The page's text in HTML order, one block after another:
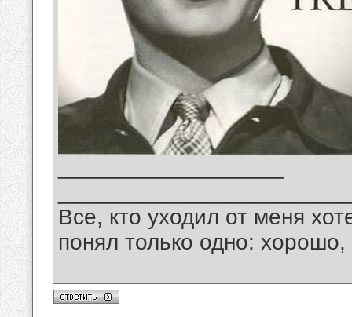
Все, кто уходил от меня
понял только одно: